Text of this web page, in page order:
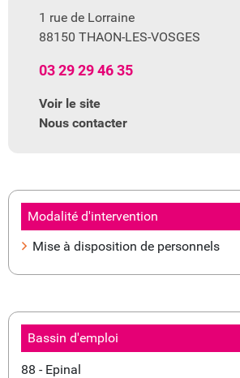
1 rue de Lorraine
88150 THAON-LES-VOSGES
03 29 29 46 35
Voir le site
Nous contacter
Modalité d'intervention
Mise à disposition de personnels
Bassin d'emploi
88 - Epinal